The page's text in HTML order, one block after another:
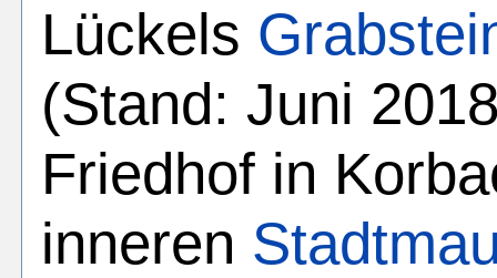
Lückels
(Stand: Juni
Friedhof in
inneren